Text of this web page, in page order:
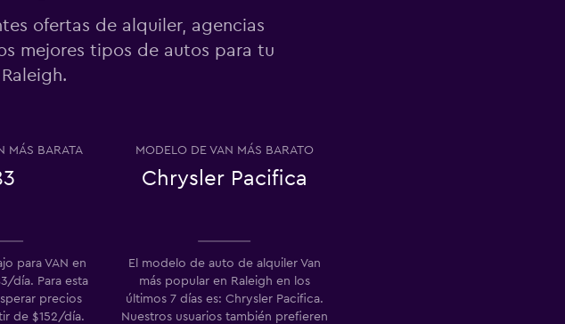
ofertas de alquiler, agencias
mejores tipos de autos para tu
MÁS BARATA MODELO DE VAN MÁS BARATO
Chrysler Pacifica
para VAN en
día. Para esta
precios
de $152/día.
El modelo de auto de alquiler Van
más popular en Raleigh en los
últimos 7 días es: Chrysler Pacifica.
Nuestros usuarios también prefieren